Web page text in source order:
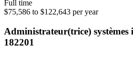
Full time
$75,586 to $122,643 per year
Administrateur(trice)
182201